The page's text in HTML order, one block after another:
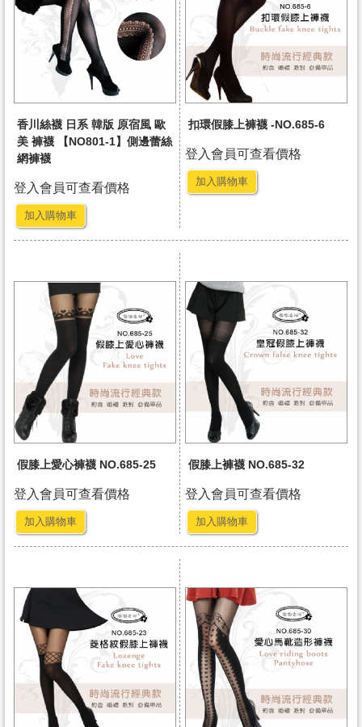
香川絲襪 日系 韓版 原宿風 歐
美 褲襪 【NO801-1】側邊蕾絲
網褲襪
登入會員可查看價格
加入購物車
扣環假膝上褲襪 -NO.685-6
登入會員可查看價格
加入購物車
假膝上愛心褲襪 NO.685-25
登入會員可查看價格
加入購物車
假膝上褲襪 NO.685-32
登入會員可查看價格
加入購物車